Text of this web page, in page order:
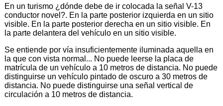
En un turismo ¿dónde debe de ir colocada la señal V-13
conductor novel?. En la parte posterior izquierda en un sitio
visible. En la parte posterior derecha en un sitio visible. En
la parte delantera del vehículo en un sitio visible.
Se entiende por vía insuficientemente iluminada aquella en
la que con vista normal... No puede leerse la placa de
matrícula de un vehículo a 10 metros de distancia. No puede
distinguirse un vehículo pintado de oscuro a 30 metros de
distancia. No puede distinguirse una señal vertical de
circulación a 10 metros de distancia.